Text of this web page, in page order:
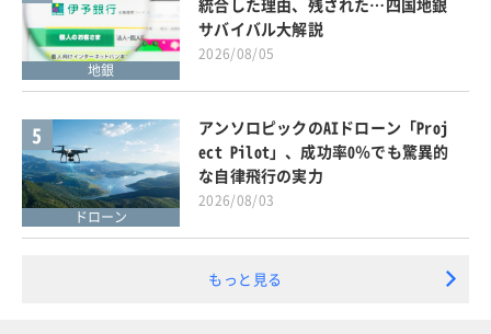
地銀
サバイバル大解説
2026/08/05
5
ドローン
アンソロピックのAIドローン「Proj
ect Pilot」、成功率0％でも驚異的
な自律飛行の実力
2026/08/03
もっと見る